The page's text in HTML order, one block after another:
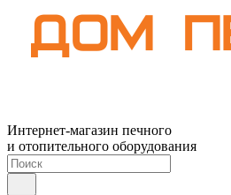
Интернет-магазин печного
и отопительного оборудования